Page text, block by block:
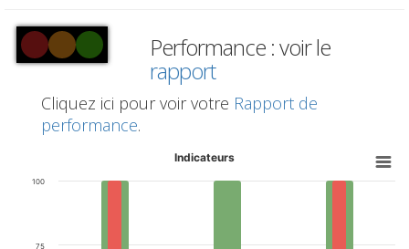
Performance : voir le
rapport
Cliquez ici pour voir votre Rapport de
performance.
Indicateurs
75
100